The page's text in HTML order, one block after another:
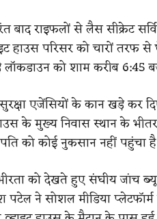
बाद राइफलों से लैस सीक्रेट
हाउस परिसर को चारों
को शाम करीब 6:45
एजेंसियों के कान खड़े कर
के मुख्य निवास स्थान के
को कोई नुकसान नहीं
को देखते हुए संघीय जांच
ने सोशल मीडिया